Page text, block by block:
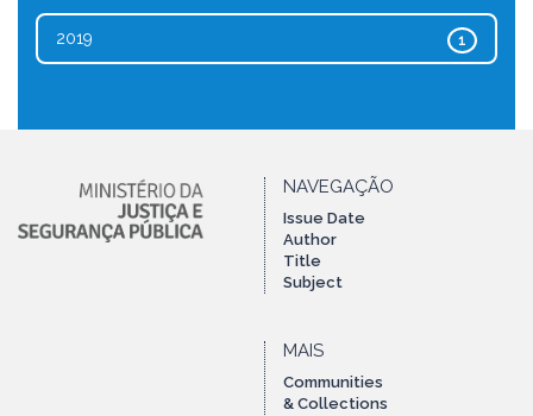
1
2019
NAVEGAÇÃO
Issue Date
Author
Title
Subject
MAIS
Communities
& Collections